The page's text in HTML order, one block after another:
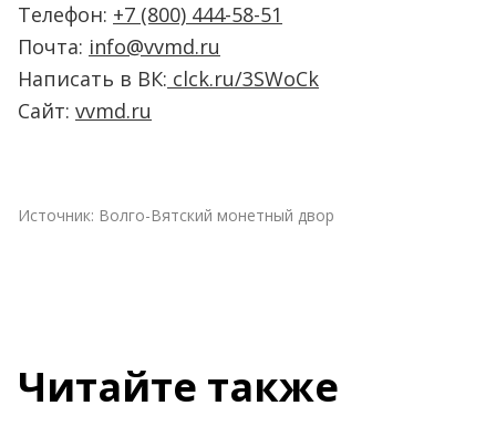
Телефон: +7 (800) 444-58-51
Почта: info@vvmd.ru
Написать в ВК: clck.ru/3SWoCk
Сайт: vvmd.ru
Источник: Волго-Вятский монетный двор
Читайте также